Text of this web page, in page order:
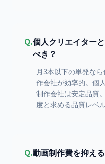
Q.個人クリエイター
べき？
月3本以下の単発な
作会社が効率的。個
制作会社は安定品質
度と求める品質レベ
Q.動画制作費を抑え